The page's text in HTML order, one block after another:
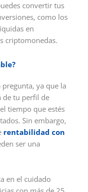
convertir tus
como los
en
criptomonedas.
ya que la
de tu perfil de
tiempo que estés
Sin embargo,
rentabilidad con
ser una
en el cuidado